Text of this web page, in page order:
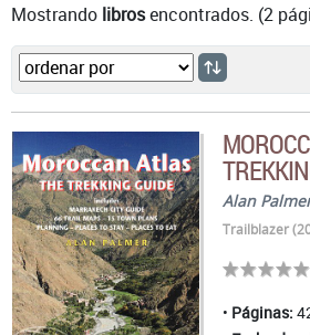
Mostrando librosencontrados. (2
Alan
Trailblazer
Páginas: